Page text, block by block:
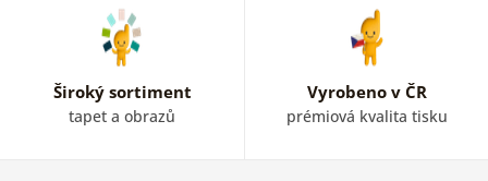
Široký sortiment
tapet a obrazů
Vyrobeno v ČR
prémiová kvalita tisku